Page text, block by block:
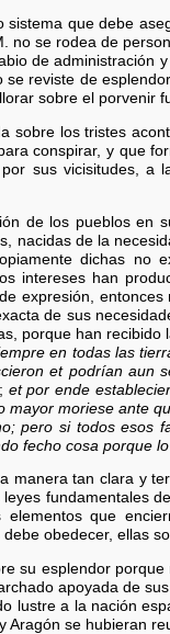
que debe
no se rodea de
de
reviste de
sobre el porvenir
sobre los tristes
conspirar, y que
sus vicisitudes, a
de los pueblos en
nacidas de la
dichas no
intereses han
expresión,
de sus
porque han
en todas las
et podrían aun
et por ende
mayor moriese ante
pero si todos esos
fecho cosa porque
manera tan clara y
fundamentales
que
obedecer, ellas
su esplendor
apoyada de
lustre a la nación
Aragón se hubieran